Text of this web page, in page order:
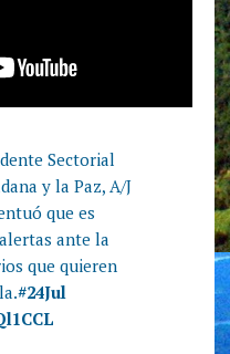
Sectorial
y la Paz, A/J
que es
ante la
que quieren
#24Jul